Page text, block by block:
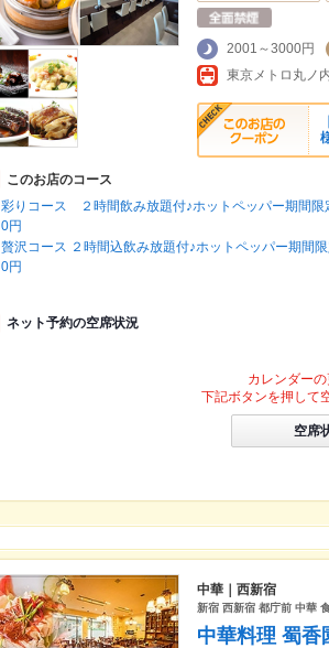
2001～3000円
東京メトロ丸ノ
このお店のコース
彩りコース ２時間飲み放題付♪ホットペッパー期間
0円
贅沢コース ２時間込飲み放題付♪ホットペッパー期間
0円
ネット予約の空席状況
カレンダーの
下記ボタンを押して
空席
中華｜西新宿
新宿 西新宿 都庁前 中華
中華料理 蜀香